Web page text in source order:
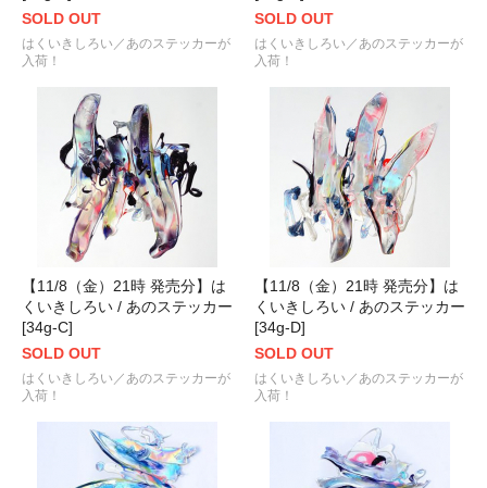
SOLD OUT
はくいきしろい／あのステッカーが
入荷！
SOLD OUT
はくいきしろい／あのステッカーが
入荷！
【11/8（金）21時 発売分】は
くいきしろい / あのステッカー
[34g-C]
SOLD OUT
はくいきしろい／あのステッカーが
入荷！
【11/8（金）21時 発売分】は
くいきしろい / あのステッカー
[34g-D]
SOLD OUT
はくいきしろい／あのステッカーが
入荷！